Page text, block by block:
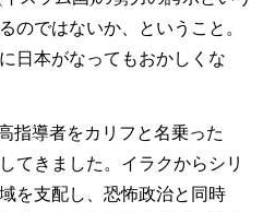
のではないか、ということ。
日本がなってもおかしくな
指導者をカリフと名乗った
てきました。イラクからシリ
を支配し、恐怖政治と同時